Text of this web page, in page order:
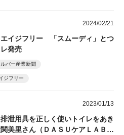
2024/02/21
イジフリー 「スムーディ」とつ
発売
ルバー産業新聞
ジフリー
2023/01/13
排泄用具を正しく使いトイレをあき
美里さん（ＤＡＳＵケアＬＡＢ